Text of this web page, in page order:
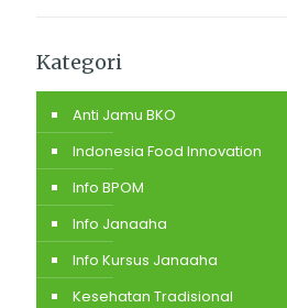
Kategori
Anti Jamu BKO
Indonesia Food Innovation
Info BPOM
Info Janaaha
Info Kursus Janaaha
Kesehatan Tradisional